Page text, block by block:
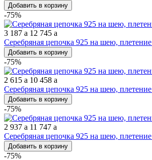
Добавить в корзину
-75%
3 187 a 12 745 a
Серебряная цепочка 925 на шею,
Добавить в корзину
-75%
2 615 a 10 458 a
Серебряная цепочка 925 на шею,
Добавить в корзину
-75%
2 937 a 11 747 a
Серебряная цепочка 925 на шею,
Добавить в корзину
-75%